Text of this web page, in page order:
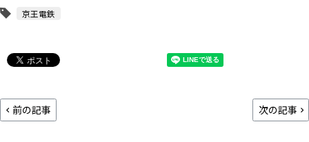
京王電鉄
前の記事 次の記事